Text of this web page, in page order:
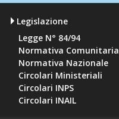
Legislazione
Legge N° 84/94
Normativa Comunitaria
Normativa Nazionale
Circolari Ministeriali
Circolari INPS
Circolari INAIL